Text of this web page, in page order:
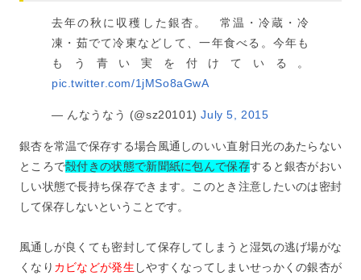
去年の秋に収穫した銀杏。 常温・冷蔵・冷
凍・茹でて冷東などして、一年食べる。今年も
もう青い実を付けている。
pic.twitter.com/1jMSo8aGwA
— んなうなう (@sz20101)July 5, 2015
銀杏を常温で保存する場合風通しのいい直射日光のあたらない
ところで殻付きの状態で新聞紙に包んで保存すると銀杏がおい
しい状態で長持ち保存できます。このとき注意したいのは密封
して保存しないということです。
風通しが良くても密封して保存してしまうと湿気の逃げ場がな
くなり カビなどが発生 しやすくなってしまいせっかくの銀杏が